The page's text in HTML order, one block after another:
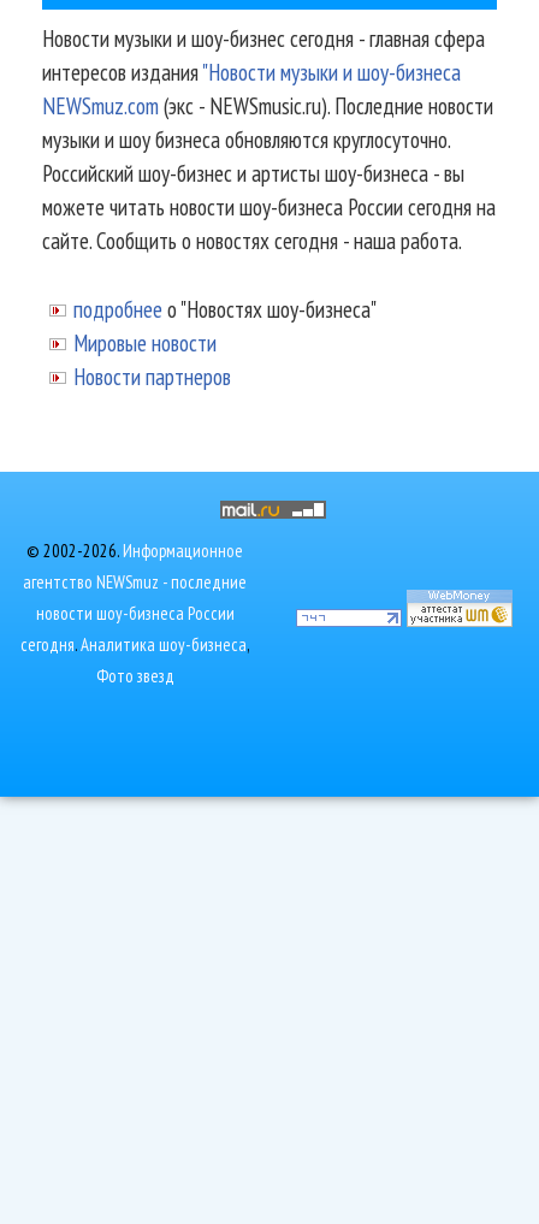
Новости музыки и шоу-бизнес сегодня - главная сфера
интересов издания"Новости музыки и шоу-бизнеса
NEWSmuz.com(экс - NEWSmusic.ru). Последние новости
музыки и шоу бизнеса обновляются круглосуточно.
Российский шоу-бизнес и артисты шоу-бизнеса - вы
можете читать новости шоу-бизнеса России сегодня на
сайте. Сообщить о новостях сегодня - наша работа.
подробнее о "Новостях шоу-бизнеса"
Мировые новости
Новости партнеров
© 2002-2026.Информационное
агентство NEWSmuz - последние
новости шоу-бизнеса России
сегодня.Аналитика шоу-бизнеса,
Фото звезд